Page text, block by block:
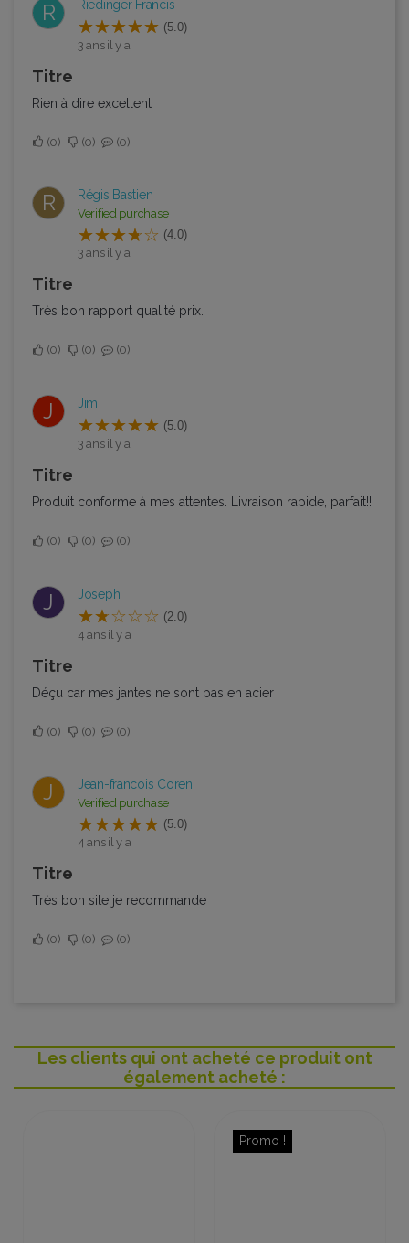
R Riedinger Francis
(5.0)
3 ans il y a
Titre
Rien à dire excellent
0 0 0
R Régis Bastien
Verified purchase
(4.0)
3 ans il y a
Titre
Très bon rapport qualité prix.
0 0 0
J Jim
(5.0)
3 ans il y a
Titre
Produit conforme à mes attentes. Livraison rapide, parfait!!
0 0 0
J Joseph
(2.0)
4 ans il y a
Titre
Déçu car mes jantes ne sont pas en acier
0 0 0
J Jean-francois Coren
Verified purchase
(5.0)
4 ans il y a
Titre
Très bon site je recommande
0 0 0
Les clients qui ont acheté ce produit ont
également acheté :
Promo !